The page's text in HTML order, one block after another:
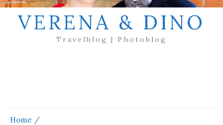
VERENA & DINO
Travelblog | Photoblog
Home